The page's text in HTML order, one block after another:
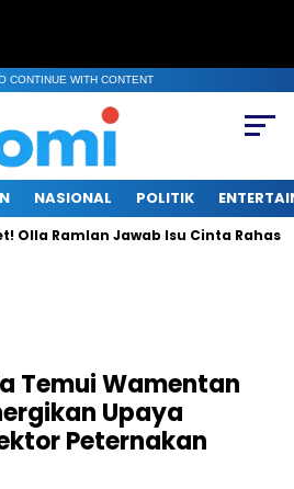
CONTINUE WITH CONTENT
NASIONAL POLITIK
Jawab Isu Cinta Rahasia
Temui Wamentan
Upaya
Peternakan